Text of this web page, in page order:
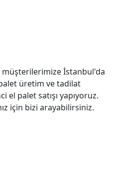
İstanbul'da
üretim ve tadilat
el palet satışı yapıyoruz.
için bizi arayabilirsiniz.